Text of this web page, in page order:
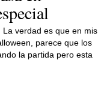
La verdad es que en mis
parece que los
la partida pero esta